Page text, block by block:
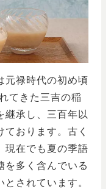
元禄時代の初め頃
てきた三吉の稲
継承し、三百年以
ております。古く
現在でも夏の季語
を多く含んでいる
されています。